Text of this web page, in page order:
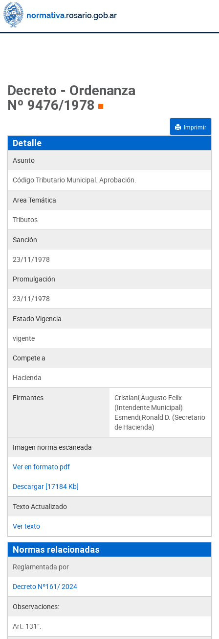
Decreto - Ordenanza
Nº 9476/1978
Imprimir
Detalle
Asunto
Código Tributario Municipal. Aprobación.
Area Temática
Tributos
Sanción
23/11/1978
Promulgación
23/11/1978
Estado Vigencia
vigente
Compete a
Hacienda
Firmantes
Cristiani,Augusto Felix
(Intendente Municipal)
Esmendi,Ronald D. (Secretario
de Hacienda)
Imagen norma escaneada
Ver en formato pdf
Descargar [17184 Kb]
Texto Actualizado
Ver texto
Normas relacionadas
Reglamentada por
Decreto Nº161/ 2024
Observaciones:
Art. 131°.